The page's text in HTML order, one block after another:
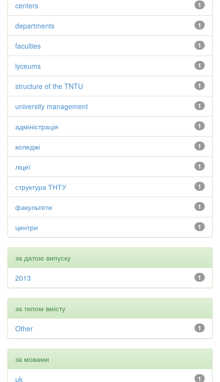
1
centers
1
departments
1
faculties
1
lyceums
1
structure of the TNTU
1
university management
1
адміністрація
1
коледжі
1
ліцеї
1
структура ТНТУ
1
факультети
1
центри
за датою випуску
1
2013
за типом вмісту
1
Other
за мовами
1
uk